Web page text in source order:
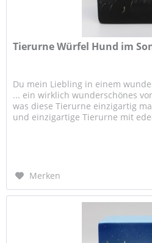
Tierurne Würfel Hund im
Du mein Liebling in einem
... ein wirklich wunderschönes
was diese Tierurne einzigartig
und einzigartige Tierurne mit
Merken